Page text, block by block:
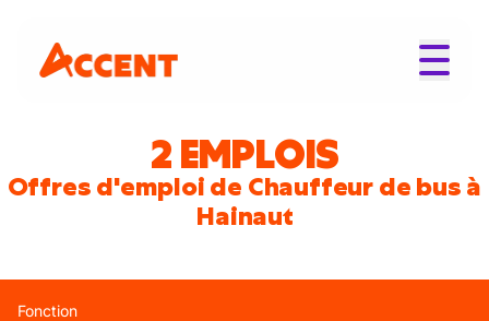
2 EMPLOIS
Offres d'emploi de Chauffeur de bus à
Hainaut
Fonction